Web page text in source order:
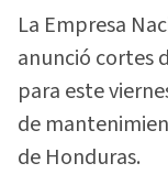
La Empresa
anunció cortes
para este
de
de Honduras.